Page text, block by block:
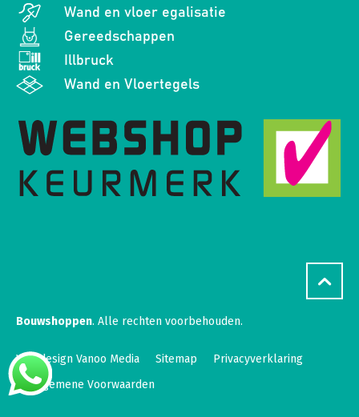
Wand en vloer egalisatie
Gereedschappen
Illbruck
Wand en Vloertegels
Bouwshoppen. Alle rechten voorbehouden.
Webdesign Vanoo Media Sitemap
Privacyverklaring
Algemene Voorwaarden